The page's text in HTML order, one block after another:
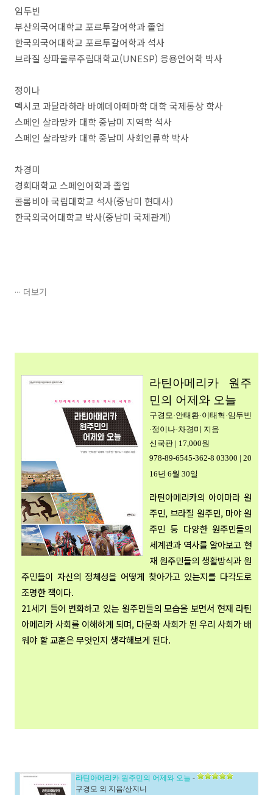
임두빈
부산외국어대학교 포르투갈어학과 졸업
한국외국어대학교 포르투갈어학과 석사
브라질 상파울루주립대학교(UNESP) 응용언어학 박사
정이나
멕시코 과달라하라 바예데아떼마학 대학 국제통상 학사
스페인 살라망카 대학 중남미 지역학 석사
스페인 살라망카 대학 중남미 사회인류학 박사
차경미
경희대학교 스페인어학과 졸업
콜롬비아 국립대학교 석사(중남미 현대사)
한국외국어대학교 박사(중남미 국제관계)
더보기
라틴아메리카 원주
민의 어제와 오늘
구경모·안태환·이태혁·임두빈
·정이나·차경미 지음
신국판 | 17,000원
978-89-6545-362-8 03300 | 20
16년 6월 30일
라틴아메리카의 아이마라 원
주민, 브라질 원주민, 마야 원
주민 등 다양한 원주민들의
세계관과 역사를 알아보고 현
재 원주민들의 생활방식과 원
주민들이 자신의 정체성을 어떻게 찾아가고 있는지를 다각도로
조명한 책이다.
21세기 들어 변화하고 있는 원주민들의 모습을 보면서 현재 라틴
아메리카 사회를 이해하게 되며, 다문화 사회가 된 우리 사회가 배
워야 할 교훈은 무엇인지 생각해보게 된다.
라틴아메리카 원주민의 어제와 오늘 -
구경모 외 지음/산지니